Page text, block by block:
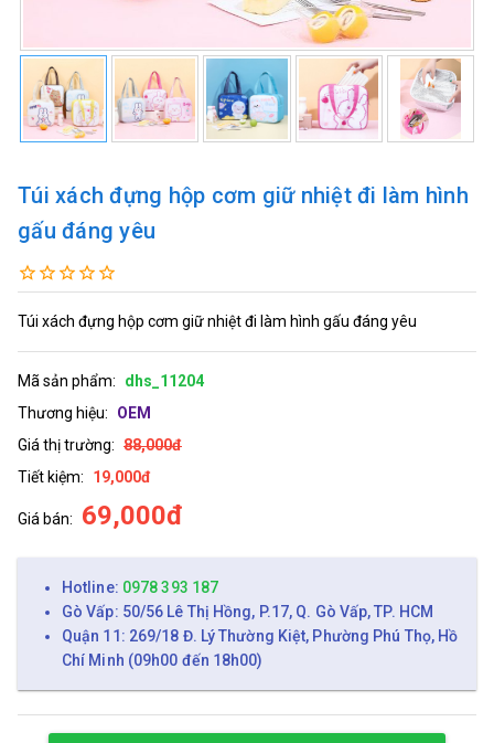
Túi xách đựng hộp cơm giữ nhiệt đi làm hình
gấu đáng yêu
Túi xách đựng hộp cơm giữ nhiệt đi làm hình gấu đáng yêu
Mã sản phẩm:
dhs_11204
Thương hiệu:
OEM
Giá thị trường: 88,000đ
Tiết kiệm:
19,000đ
Giá bán: 69,000đ
Hotline: 0978 393 187
Gò Vấp: 50/56 Lê Thị Hồng, P.17, Q. Gò Vấp, TP. HCM
Quận 11: 269/18 Đ. Lý Thường Kiệt, Phường Phú Thọ, Hồ
Chí Minh (09h00 đến 18h00)